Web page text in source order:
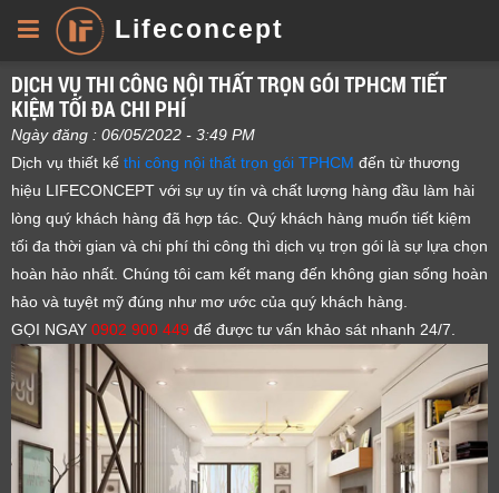
Lifeconcept
DỊCH VỤ THI CÔNG NỘI THẤT TRỌN GÓI TPHCM TIẾT
KIỆM TỐI ĐA CHI PHÍ
Ngày đăng : 06/05/2022 - 3:49 PM
Dịch vụ thiết kế thi công nội thất trọn gói TPHCM đến từ thương
hiệu LIFECONCEPT với sự uy tín và chất lượng hàng đầu làm hài
lòng quý khách hàng đã hợp tác. Quý khách hàng muốn tiết kiệm
tối đa thời gian và chi phí thi công thì dịch vụ trọn gói là sự lựa chọn
hoàn hảo nhất. Chúng tôi cam kết mang đến không gian sống hoàn
hảo và tuyệt mỹ đúng như mơ ước của quý khách hàng.
GỌI NGAY 0902 900 449 để được tư vấn khảo sát nhanh 24/7.